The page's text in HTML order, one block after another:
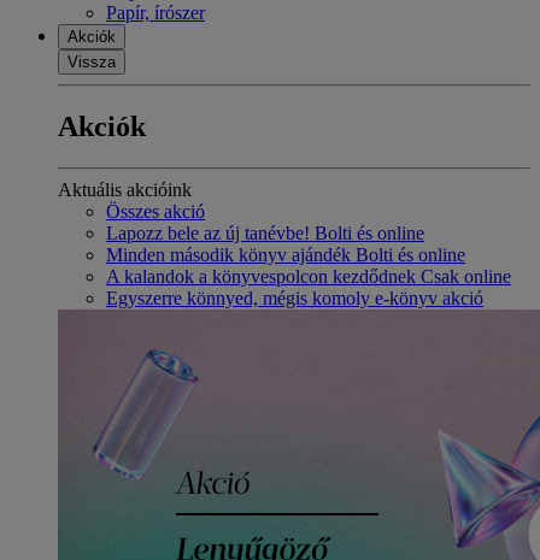
Papír, írószer
Akciók
Vissza
Akciók
Aktuális akcióink
Összes akció
Lapozz bele az új tanévbe! Bolti és online
Minden második könyv ajándék Bolti és online
A kalandok a könyvespolcon kezdődnek Csak online
Egyszerre könnyed, mégis komoly e-könyv akció